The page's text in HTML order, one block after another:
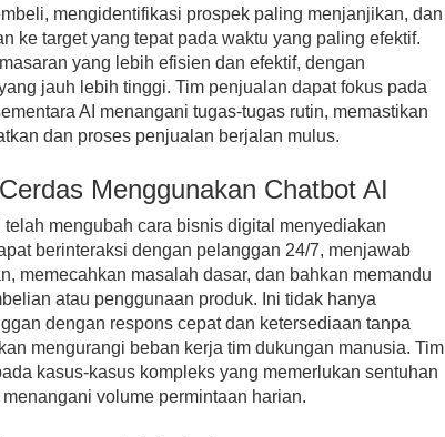
mengidentifikasi prospek paling menjanjikan, dan
ke target yang tepat pada waktu yang paling efektif.
yang lebih efisien dan efektif, dengan
jauh lebih tinggi. Tim penjualan dapat fokus pada
AI menangani tugas-tugas rutin, memastikan
dan proses penjualan berjalan mulus.
Menggunakan Chatbot AI
mengubah cara bisnis digital menyediakan
berinteraksi dengan pelanggan 24/7, menjawab
memecahkan masalah dasar, dan bahkan memandu
atau penggunaan produk. Ini tidak hanya
dengan respons cepat dan ketersediaan tanpa
mengurangi beban kerja tim dukungan manusia. Tim
kasus-kasus kompleks yang memerlukan sentuhan
volume permintaan harian.